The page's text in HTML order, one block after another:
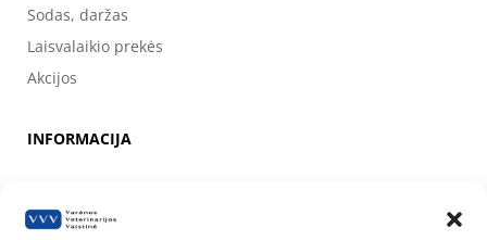
Sodas, daržas
Laisvalaikio prekės
Akcijos
INFORMACIJA
Kontaktai